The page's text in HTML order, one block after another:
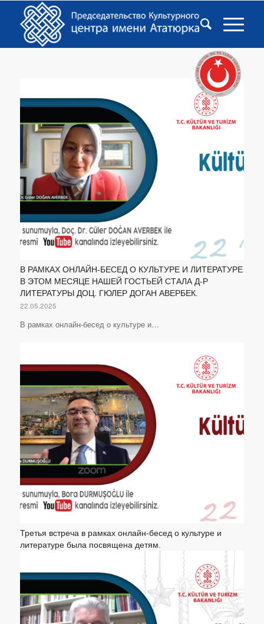
В РАМКАХ ОНЛАЙН-БЕСЕД О КУЛЬТУРЕ И ЛИТЕРАТУРЕ
В ЭТОМ МЕСЯЦЕ НАШЕЙ ГОСТЬЕЙ СТАЛА Д-Р
ЛИТЕРАТУРЫ ДОЦ. ГЮЛЕР ДОГАН АВЕРБЕК.
22.05.2025
В рамках онлайн-бесед о культуре и…
Третья встреча в рамках онлайн-бесед о культуре и
литературе была посвящена детям.